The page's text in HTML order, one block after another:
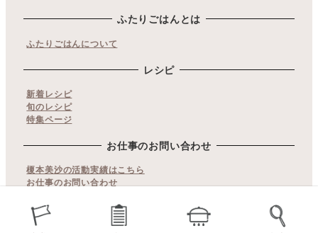
ふたりごはんとは
ふたりごはんについて
レシピ
新着レシピ
旬のレシピ
特集ページ
お仕事のお問い合わせ
榎本美沙の活動実績はこちら
お仕事のお問い合わせ
copyrights© ふたりごはん. All Rights Reserved.
当サイト内の文章・画像等の無断転載及び複製などの行為はご